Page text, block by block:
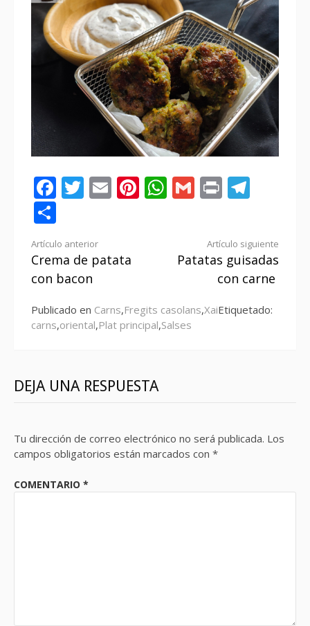
Facebook
Twitter
EmailPinterest
WhatsApp
Gmail
Print
Seguir
leyendo
Artículo anterior
Crema de patata
con bacon
Artículo siguiente
Patatas guisadas
con carne
Publicado en Carns,Fregits casolans,XaiEtiquetado:
carns,oriental,Plat principal,Salses
DEJA UNA RESPUESTA
Tu dirección de correo electrónico no será publicada. Los
campos obligatorios están marcados con *
COMENTARIO *